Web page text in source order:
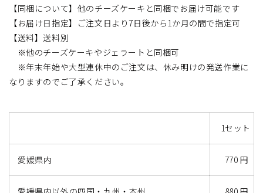
【同梱について】他のチーズケーキと同梱でお届け可能です
【お届け日指定】ご注文日より7日後から1か月の間で指定可
【送料】送料別
※他のチーズケーキやジェラートと同梱可
※年末年始や大型連休中のご注文は、休み明けの発送作業に
なりますのでご了承ください。
1セット
愛媛県内 770 円